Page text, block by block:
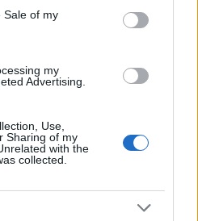
Sale of my
my
Advertising.
Use,
Sharing of my
with the
collected.
e mescole per
Continental